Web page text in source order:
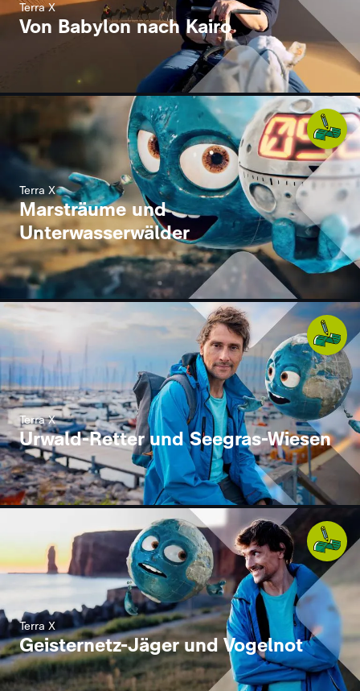
Terra X
Von Babylon nach Kairo
Terra X
Marsträume und
Unterwasserwälder
Terra X
Urwald-Retter und Seegras-Wiesen
Terra X
Geisternetz-Jäger und Vogelnot